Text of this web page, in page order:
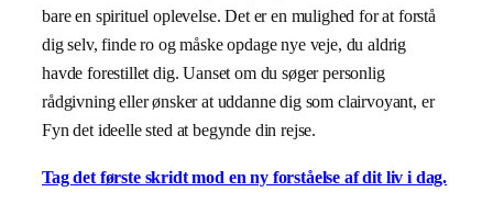
bare en spirituel oplevelse. Det er en mulighed for at forstå
dig selv, finde ro og måske opdage nye veje, du aldrig
havde forestillet dig. Uanset om du søger personlig
rådgivning eller ønsker at uddanne dig som clairvoyant, er
Fyn det ideelle sted at begynde din rejse.
Tag det første skridt mod en ny forståelse af dit liv i dag.